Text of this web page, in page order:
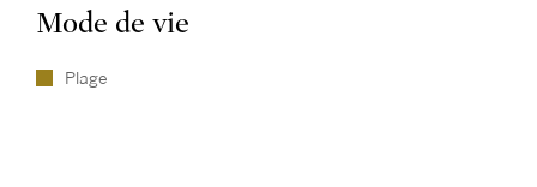
Mode de vie
Plage